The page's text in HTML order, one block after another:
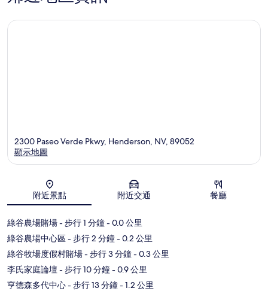
地圖
2300 Paseo Verde Pkwy, Henderson, NV, 89052
顯示地圖
附近景點 附近交通 餐廳
綠谷農場賭場- 步行 1 分鐘- 0.0 公里
綠谷農場中心區- 步行 2 分鐘- 0.2 公里
綠谷牧場度假村賭場- 步行 3 分鐘- 0.3 公里
李氏家庭論壇 - 步行 10 分鐘- 0.9 公里
亨德森多代中心- 步行 13 分鐘- 1.2 公里